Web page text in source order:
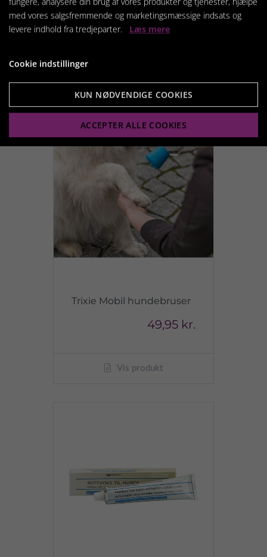
KW Potevoks Stift
119,95 kr.
Trixie Mobil hundebruser
49,95 kr.
Vis produkt
med vores salgsfremmende og marketingsmæssige indsats og
levere indhold fra tredjeparter. Læs mere
Cookie indstillinger
KUN NØDVENDIGE COOKIES
ACCEPTER ALLE COOKIES